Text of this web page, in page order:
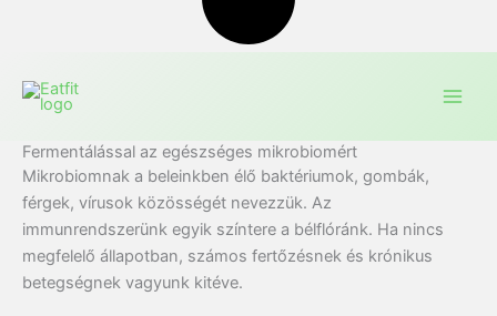
Fermentálással az egészséges mikrobiomért
Mikrobiomnak a beleinkben élő baktériumok, gombák,
férgek, vírusok közösségét nevezzük. Az
immunrendszerünk egyik színtere a bélflóránk. Ha nincs
megfelelő állapotban, számos fertőzésnek és krónikus
betegségnek vagyunk kitéve.